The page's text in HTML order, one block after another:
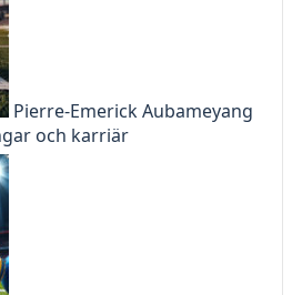
Pierre-Emerick Aubameyang
och karriär